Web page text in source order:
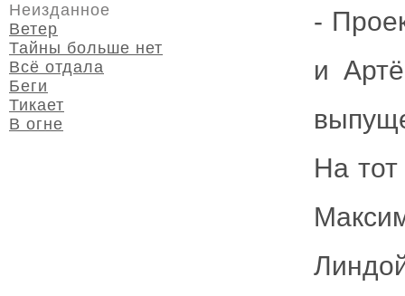
-
и
На
Неизданное
Ветер
Тайны больше нет
Всё отдала
Беги
Тикает
В огне